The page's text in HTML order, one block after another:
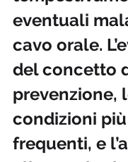
eventuali
cavo orale.
del concetto
prevenzione,
condizioni più
frequenti, e